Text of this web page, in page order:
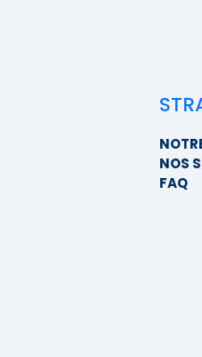
NOS
FAQ